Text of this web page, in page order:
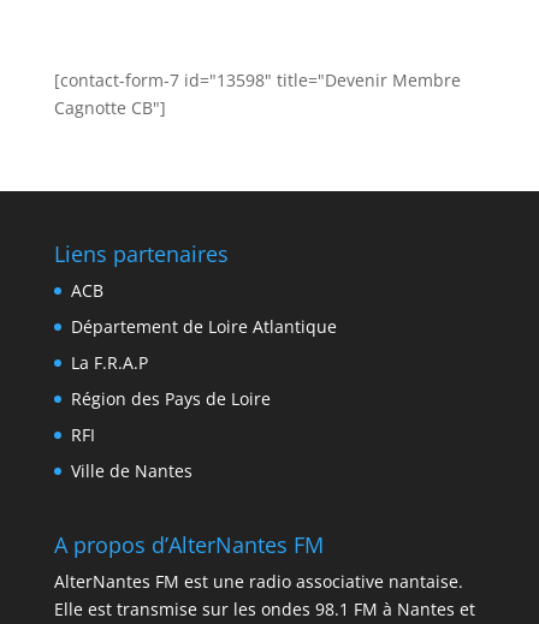
[contact-form-7 id="13598" title="Devenir Membre
Cagnotte CB"]
Liens partenaires
ACB
Département de Loire Atlantique
La F.R.A.P
Région des Pays de Loire
RFI
Ville de Nantes
A propos d’AlterNantes FM
AlterNantes FM est une radio associative nantaise.
Elle est transmise sur les ondes 98.1 FM à Nantes et